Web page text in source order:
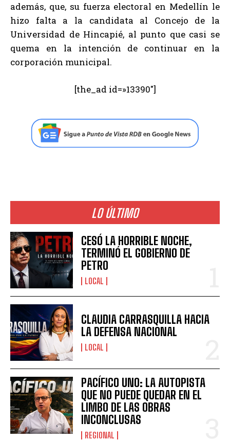
además, que, su fuerza electoral en Medellín le
hizo falta a la candidata al Concejo de la
Universidad de Hincapié, al punto que casi se
quema en la intención de continuar en la
corporación municipal.
[the_ad id=»13390″]
LO ÚLTIMO
CESÓ LA HORRIBLE NOCHE,
TERMINÓ EL GOBIERNO DE
PETRO
LOCAL
CLAUDIA CARRASQUILLA HACIA
LA DEFENSA NACIONAL
LOCAL
PACÍFICO UNO: LA AUTOPISTA
QUE NO PUEDE QUEDAR EN EL
LIMBO DE LAS OBRAS
INCONCLUSAS
REGIONAL